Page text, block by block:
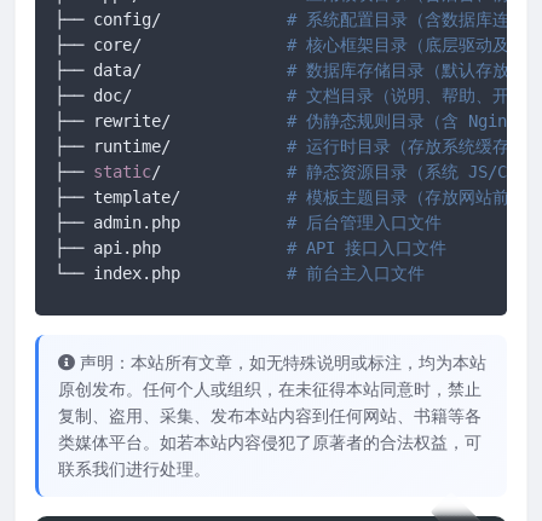
# 系统配置目录（含数据库连接
# 核心框架目录（底层驱动及框
# 数据库存储目录（默认存放
# 文档目录（说明、帮助、开发
# 伪静态规则目录（含 Nginx/
# 运行时目录（存放系统缓存、
├── static
# 静态资源目录（系统 JS/CSS
# 模板主题目录（存放网站前端
# 后台管理入口文件
# API 接口入口文件
# 前台主入口文件
声明：本站所有文章，如无特殊说明或标注，均为本站
原创发布。任何个人或组织，在未征得本站同意时，禁止
复制、盗用、采集、发布本站内容到任何网站、书籍等各
类媒体平台。如若本站内容侵犯了原著者的合法权益，可
联系我们进行处理。